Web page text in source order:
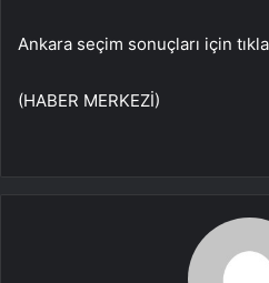
Ankara seçim sonuçları için
(HABER MERKEZİ)